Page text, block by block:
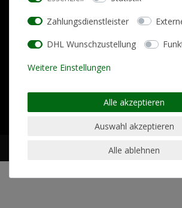
Hilfe & Kontakt AGB Widerrufsrecht
Impressum Zahlung und Versand
Vertrag widerrufen
Zahlungsdienstleister
DHL Wunschzustellung
Weitere Einstellungen
Alle akzeptieren
Auswahl akzeptieren
Alle ablehnen